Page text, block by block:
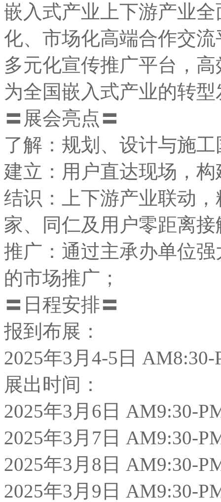
嵌入式产业上下游产业
化、市场化高端合作交流
多元化宣传推广平台，
为全国嵌入式产业的转
〓展会亮点〓
了解：规划、设计与施
建立：用户直达现场，
结识：上下游产业联动
家、同仁及用户零距离接
推广：通过主承办单位
的市场推广；
〓日程安排〓
报到布展：
2025年3月4-5日 AM8:30-
展出时间：
2025年3月6日 AM9:30-
2025年3月7日 AM9:30-
2025年3月8日 AM9:30-
2025年3月9日 AM9:30-